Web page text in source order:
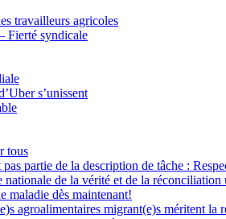
travailleurs agricoles
Fierté syndicale
s’unissent
tous
partie de la description de tâche :
nationale de la vérité et de la
maladie dès maintenant!
agroalimentaires migrant(e)s méritent la